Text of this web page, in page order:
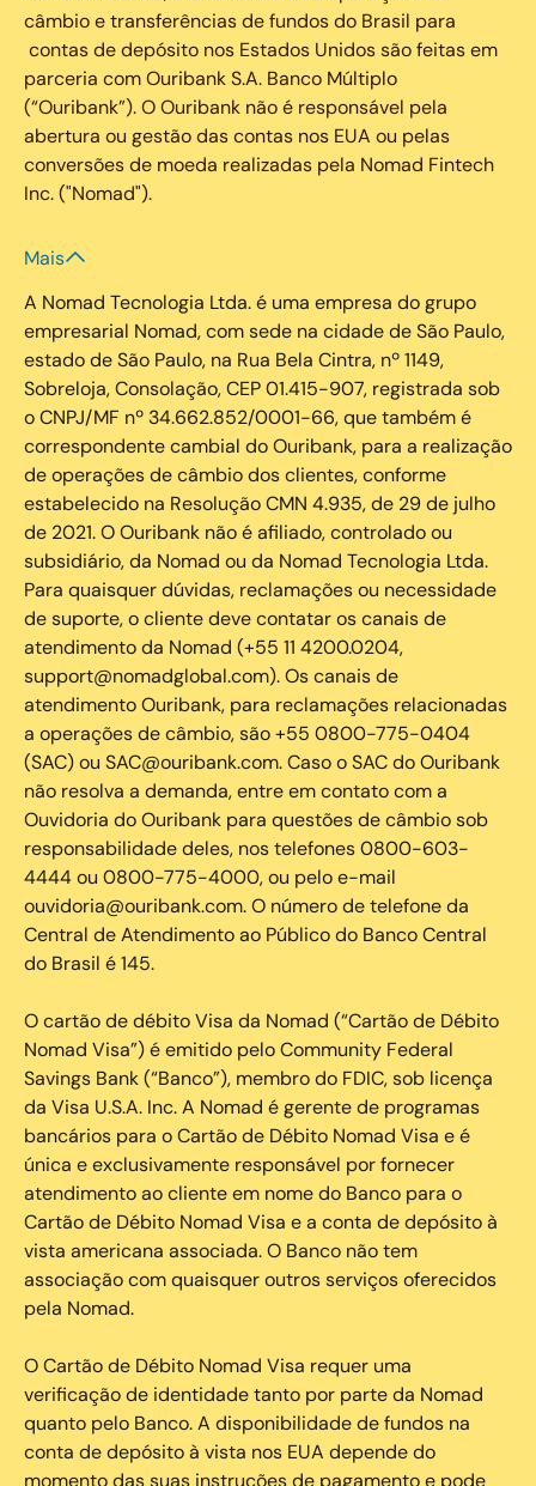
câmbio e transferências de fundos do Brasil para
contas de depósito nos Estados Unidos são feitas em
parceria com Ouribank S.A. Banco Múltiplo
(“Ouribank”). O Ouribank não é responsável pela
abertura ou gestão das contas nos EUA ou pelas
conversões de moeda realizadas pela Nomad Fintech
Inc. ("Nomad").
Mais
A Nomad Tecnologia Ltda. é uma empresa do grupo
empresarial Nomad, com sede na cidade de São Paulo,
estado de São Paulo, na Rua Bela Cintra, nº 1149,
Sobreloja, Consolação, CEP 01.415-907, registrada sob
o CNPJ/MF nº 34.662.852/0001-66, que também é
correspondente cambial do Ouribank, para a realização
de operações de câmbio dos clientes, conforme
estabelecido na Resolução CMN 4.935, de 29 de julho
de 2021. O Ouribank não é afiliado, controlado ou
subsidiário, da Nomad ou da Nomad Tecnologia Ltda.
Para quaisquer dúvidas, reclamações ou necessidade
de suporte, o cliente deve contatar os canais de
atendimento da Nomad (+55 11 4200.0204,
support@nomadglobal.com). Os canais de
atendimento Ouribank, para reclamações relacionadas
a operações de câmbio, são +55 0800-775-0404
(SAC) ou SAC@ouribank.com. Caso o SAC do Ouribank
não resolva a demanda, entre em contato com a
Ouvidoria do Ouribank para questões de câmbio sob
responsabilidade deles, nos telefones 0800-603-
4444 ou 0800-775-4000, ou pelo e-mail
ouvidoria@ouribank.com. O número de telefone da
Central de Atendimento ao Público do Banco Central
do Brasil é 145.
O cartão de débito Visa da Nomad (“Cartão de Débito
Nomad Visa”) é emitido pelo Community Federal
Savings Bank (“Banco”), membro do FDIC, sob licença
da Visa U.S.A. Inc. A Nomad é gerente de programas
bancários para o Cartão de Débito Nomad Visa e é
única e exclusivamente responsável por fornecer
atendimento ao cliente em nome do Banco para o
Cartão de Débito Nomad Visa e a conta de depósito à
vista americana associada. O Banco não tem
associação com quaisquer outros serviços oferecidos
pela Nomad.
O Cartão de Débito Nomad Visa requer uma
verificação de identidade tanto por parte da Nomad
quanto pelo Banco. A disponibilidade de fundos na
conta de depósito à vista nos EUA depende do
momento das suas instruções de pagamento e pode